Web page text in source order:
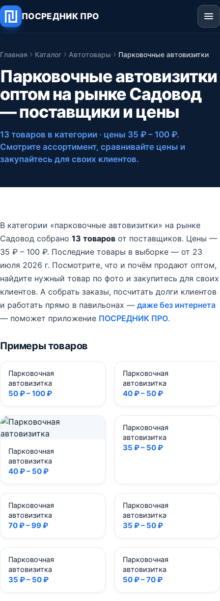
ПОСРЕДНИК ПРО
Главная Каталог Автотовары Парковочные автовизитки
Парковочные автовизитки
оптом на рынке Садовод
— поставщики и цены
13 товаров в категории · цены 35 ₽ – 100 ₽.
Смотрите ассортимент, сравнивайте цены и
закупайтесь для своих клиентов.
В категории «парковочные автовизитки» на рынке
Садовод собрано 13 товаров от поставщиков. Цены —
35 ₽ – 100 ₽. Последние товары в выборке — от 23
июля 2026 г. Посмотрите, что и почём продают оптом,
найдите нужный товар по фото и закупитесь для своих
клиентов. А собрать заказы, посчитать долги клиентов
и работать прямо в павильонах — даже без интернета
— поможет приложение ПОСРЕДНИК ПРО.
Примеры товаров
Парковочная
автовизитка
50 ₽ – 100 ₽
Парковочная
автовизитка
40 ₽ – 50 ₽
Парковочная
автовизитка
40 ₽ – 50 ₽
Парковочная
автовизитка
35 ₽ – 50 ₽
Парковочная
автовизитка
70 ₽ – 99 ₽
Парковочная
автовизитка
35 ₽ – 50 ₽
Парковочная
автовизитка
35 ₽ – 50 ₽
Парковочная
автовизитка
50 ₽ – 70 ₽